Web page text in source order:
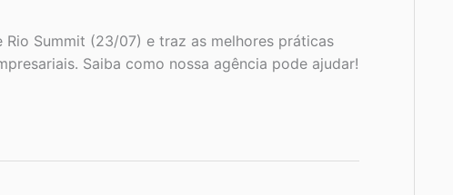
Summit (23/07) e traz as melhores práticas
Saiba como nossa agência pode ajudar!